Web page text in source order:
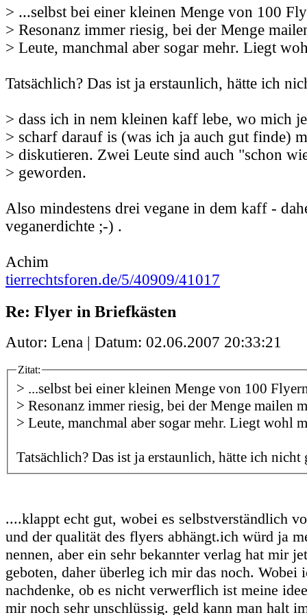
> ...selbst bei einer kleinen Menge von 100
> Resonanz immer riesig, bei der Menge
> Leute, manchmal aber sogar mehr. Liegt
Tatsächlich? Das ist ja erstaunlich, hätte ich
> dass ich in nem kleinen kaff lebe, wo mich
> scharf darauf is (was ich ja auch gut finde)
> diskutieren. Zwei Leute sind auch "schon
> geworden.
Also mindestens drei vegane in dem kaff -
veganerdichte ;-) .
Achim
tierrechtsforen.de/5/40909/41017
Re: Flyer in Briefkästen
Autor: Lena | Datum: 02.06.2007 20:33:21
Zitat:
> ...selbst bei einer kleinen Menge von 100
> Resonanz immer riesig, bei der Menge mailen
> Leute, manchmal aber sogar mehr. Liegt wohl
Tatsächlich? Das ist ja erstaunlich, hätte ich nicht
....klappt echt gut, wobei es selbstverständlich
und der qualität des flyers abhängt.ich würd ja
nennen, aber ein sehr bekannter verlag hat mir
geboten, daher überleg ich mir das noch. Wobei
nachdenke, ob es nicht verwerflich ist meine
mir noch sehr unschlüssig. geld kann man halt